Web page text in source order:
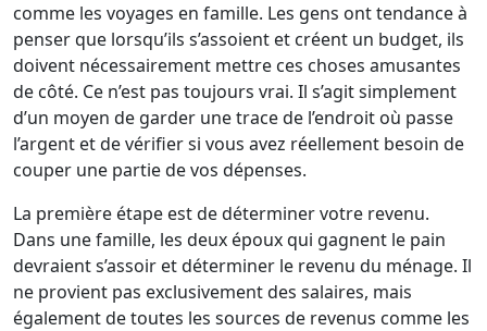
comme les voyages en famille. Les gens ont tendance à
penser que lorsqu’ils s’assoient et créent un budget, ils
doivent nécessairement mettre ces choses amusantes
de côté. Ce n’est pas toujours vrai. Il s’agit simplement
d’un moyen de garder une trace de l’endroit où passe
l’argent et de vérifier si vous avez réellement besoin de
couper une partie de vos dépenses.
La première étape est de déterminer votre revenu.
Dans une famille, les deux époux qui gagnent le pain
devraient s’assoir et déterminer le revenu du ménage. Il
ne provient pas exclusivement des salaires, mais
également de toutes les sources de revenus comme les